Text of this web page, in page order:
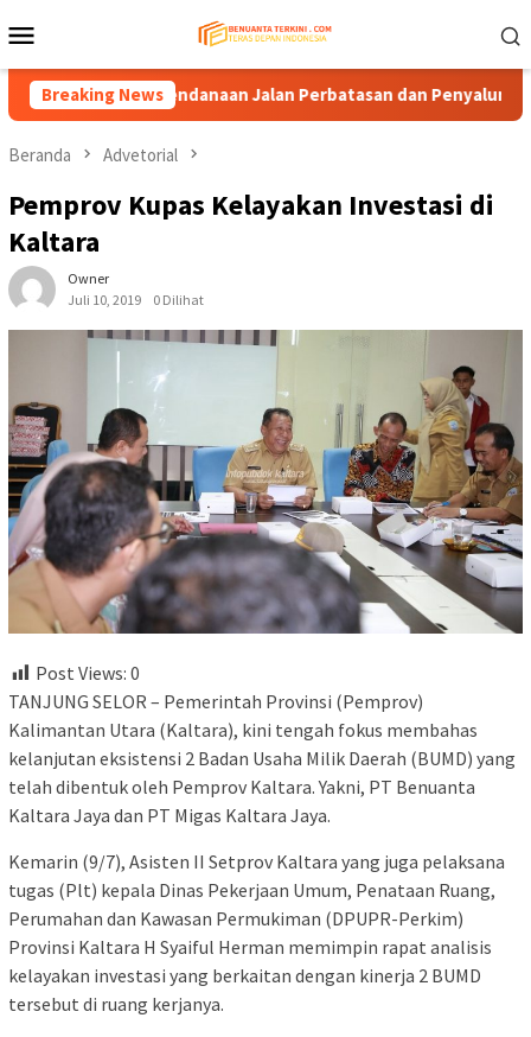
ke
Mobile
Breaking News
Pendanaan Jalan Perbatasan dan Penyaluran DBH
Beranda Advetorial
Pemprov Kupas Kelayakan Investasi di
Kaltara
Owner
Juli 10, 2019
0 Dilihat
Post Views: 0
TANJUNG SELOR – Pemerintah Provinsi (Pemprov)
Kalimantan Utara (Kaltara), kini tengah fokus membahas
kelanjutan eksistensi 2 Badan Usaha Milik Daerah (BUMD) yang
telah dibentuk oleh Pemprov Kaltara. Yakni, PT Benuanta
Kaltara Jaya dan PT Migas Kaltara Jaya.
Kemarin (9/7), Asisten II Setprov Kaltara yang juga pelaksana
tugas (Plt) kepala Dinas Pekerjaan Umum, Penataan Ruang,
Perumahan dan Kawasan Permukiman (DPUPR-Perkim)
Provinsi Kaltara H Syaiful Herman memimpin rapat analisis
kelayakan investasi yang berkaitan dengan kinerja 2 BUMD
tersebut di ruang kerjanya.